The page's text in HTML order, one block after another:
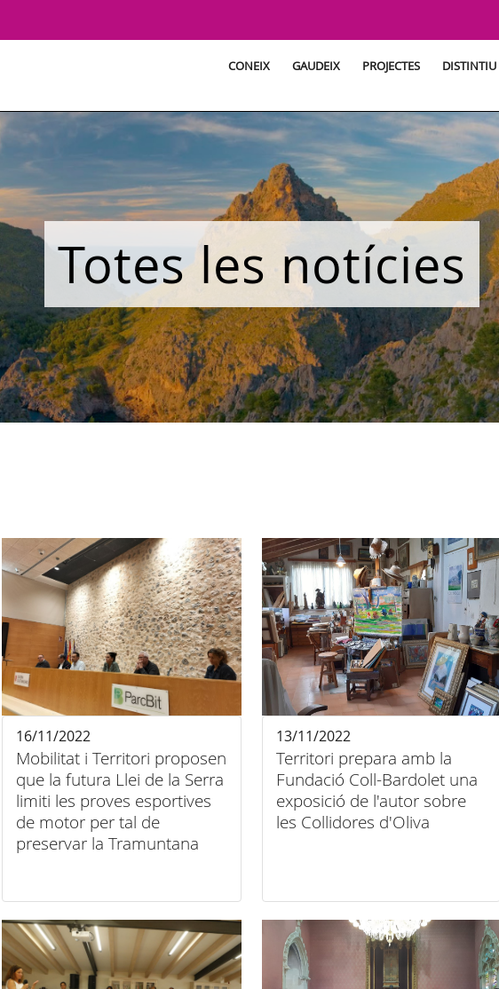
CONEIX GAUDEIX PROJECTES DISTINTIU
Totes les notícies
Mobilitat i Territori proposen
que la futura Llei de la Serra
limiti les proves esportives
de motor per tal de
preservar la Tramuntana
16/11/2022
Territori prepara amb la
Fundació Coll-Bardolet una
exposició de l'autor sobre
les Collidores d'Oliva
13/11/2022